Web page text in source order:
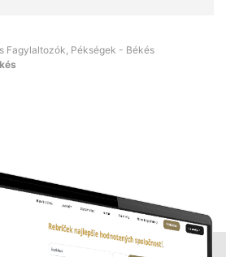
Fagylaltozók, Pékségek - Békés